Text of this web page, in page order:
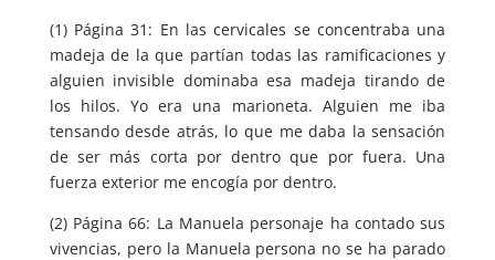
(1) Página 31: En las cervicales se concentraba una
madeja de la que partían todas las ramificaciones y
alguien invisible dominaba esa madeja tirando de
los hilos. Yo era una marioneta. Alguien me iba
tensando desde atrás, lo que me daba la sensación
de ser más corta por dentro que por fuera. Una
fuerza exterior me encogía por dentro.
(2) Página 66: La Manuela personaje ha contado sus
vivencias, pero la Manuela persona no se ha parado